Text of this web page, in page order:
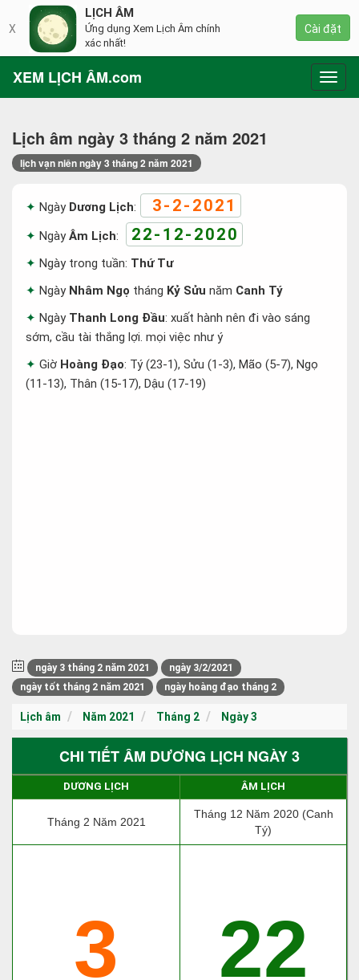
XEM LỊCH ÂM.com
Lịch âm ngày 3 tháng 2 năm 2021
lịch vạn niên ngày 3 tháng 2 năm 2021
Ngày Dương Lịch: 3-2-2021
NgàyÂm Lịch: 22-12-2020
Ngày trong tuần: Thứ Tư
Ngày Nhâm Ngọ tháng Kỷ Sửu năm Canh Tý
Ngày Thanh Long Đầu: xuất hành nên đi vào sáng
sớm, cầu tài thắng lợi. mọi việc như ý
Giờ Hoàng Đạo: Tý (23-1), Sửu (1-3), Mão (5-7), Ngọ
(11-13), Thân (15-17), Dậu (17-19)
ngày 3 tháng 2 năm 2021
ngày 3/2/2021
ngày tốt tháng 2 năm 2021
ngày hoàng đạo tháng 2
Lịch âm Năm 2021 Tháng 2 Ngày 3
CHI TIẾT ÂM DƯƠNG LỊCH NGÀY 3
DƯƠNG LỊCH ÂM LỊCH
Tháng 2 Năm 2021
Tháng 12 Năm 2020 (Canh
Tý)
3 22
X
LỊCH ÂM
Ứng dụng Xem Lịch Âm chính
xác nhất!
Cài đặt